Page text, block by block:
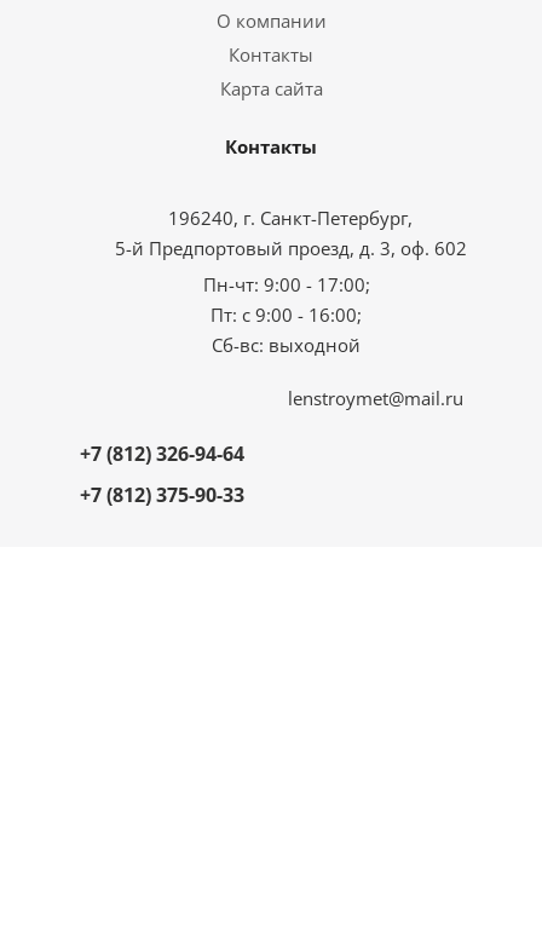
О компании
Контакты
Карта сайта
Контакты
196240, г. Санкт-Петербург,
5-й Предпортовый проезд, д. 3, оф. 602
Пн-чт: 9:00 - 17:00;
Пт: с 9:00 - 16:00;
Сб-вс: выходной
+7 (812) 326-94-64
+7 (812) 375-90-33
lenstroymet@mail.ru